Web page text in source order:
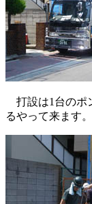
打設は1台のポ
るやって来ます。